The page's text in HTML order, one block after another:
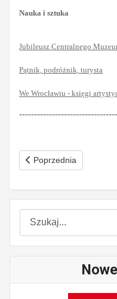
Szukaj
Nauka i sztuka
Jubileusz Centralnego
Pątnik, podróżnik, turysta
We Wrocławiu - księgi
Poprzednia strona: Z
Poprzednia